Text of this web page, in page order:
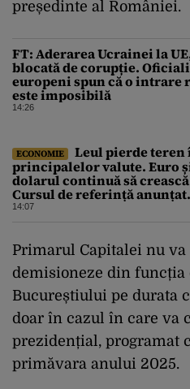
președinte al României.
FT: Aderarea Ucrainei la
blocată de corupție.
europeni spun că o intrare
este imposibilă
14:26
ECONOMIE
Leul pierde teren
principalelor valute. Euro
dolarul continuă să
Cursul de referință anunțat
pentru vineri de BNR
14:07
Primarul Capitalei nu va
demisioneze din funcția
Bucureștiului pe durata
doar în cazul în care va
prezidențial, programat
primăvara anului 2025.